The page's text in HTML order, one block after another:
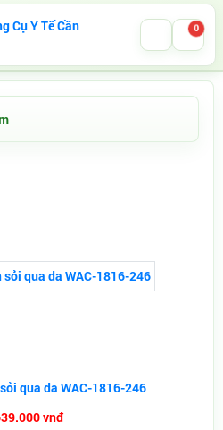
0
qua da WAC-1816-246
vnđ